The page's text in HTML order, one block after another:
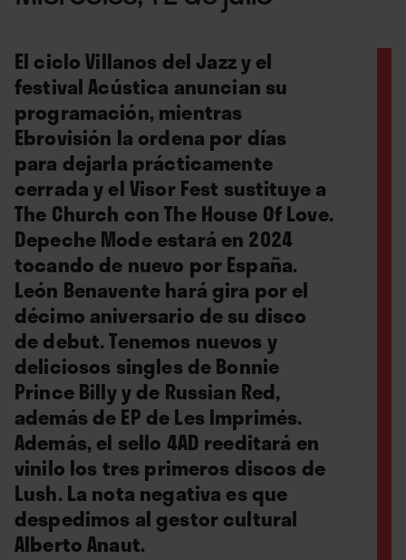
El ciclo Villanos del Jazz y el
festival Acústica anuncian su
programación, mientras
Ebrovisión la ordena por días
para dejarla prácticamente
cerrada y el Visor Fest sustituye a
The Church con The House Of Love.
Depeche Mode estará en 2024
tocando de nuevo por España.
León Benavente hará gira por el
décimo aniversario de su disco
de debut. Tenemos nuevos y
deliciosos singles de Bonnie
Prince Billy y de Russian Red,
además de EP de Les Imprimés.
Además, el sello 4AD reeditará en
vinilo los tres primeros discos de
Lush. La nota negativa es que
despedimos al gestor cultural
Alberto Anaut.